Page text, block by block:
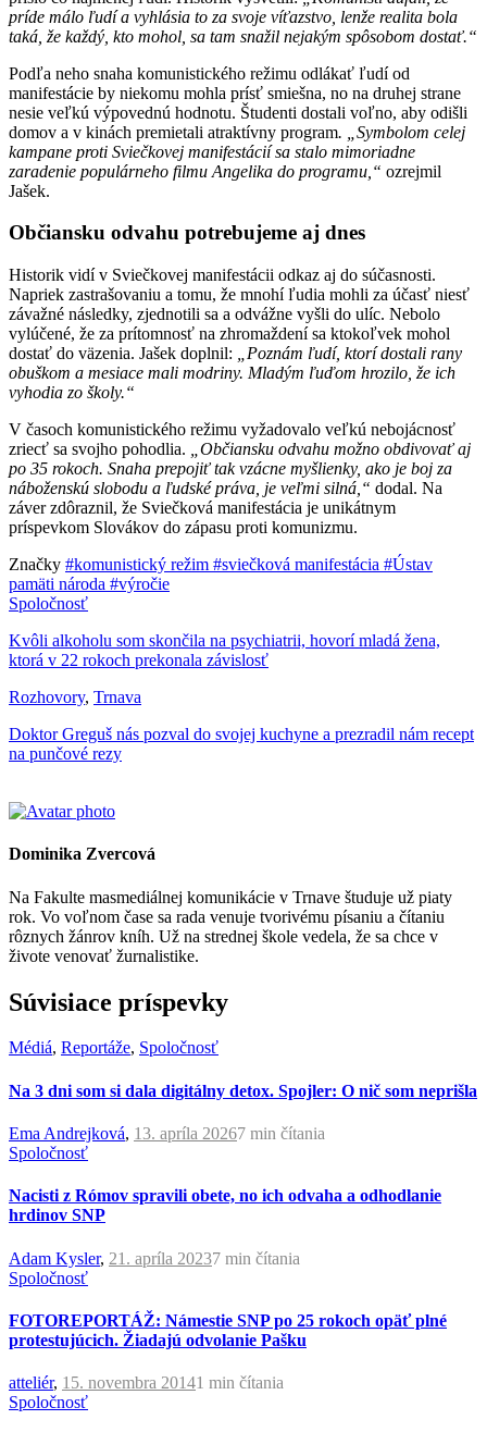
príde málo ľudí a vyhlásia to za svoje víťazstvo, lenže realita bola
taká, že každý, kto mohol, sa tam snažil nejakým spôsobom dostať.“
Podľa neho snaha komunistického režimu odlákať ľudí od
manifestácie by niekomu mohla prísť smiešna, no na druhej strane
nesie veľkú výpovednú hodnotu. Študenti dostali voľno, aby odišli
domov a v kinách premietali atraktívny program. „Symbolom celej
kampane proti Sviečkovej manifestácií sa stalo mimoriadne
zaradenie populárneho filmu Angelika do programu,“ ozrejmil
Jašek.
Občiansku odvahu potrebujeme aj dnes
Historik vidí v Sviečkovej manifestácii odkaz aj do súčasnosti.
Napriek zastrašovaniu a tomu, že mnohí ľudia mohli za účasť niesť
závažné následky, zjednotili sa a odvážne vyšli do ulíc. Nebolo
vylúčené, že za prítomnosť na zhromaždení sa ktokoľvek mohol
dostať do väzenia. Jašek doplnil:
„Poznám ľudí, ktorí dostali rany
obuškom a mesiace mali modriny. Mladým ľuďom hrozilo, že ich
vyhodia zo školy.“
V časoch komunistického režimu vyžadovalo veľkú nebojácnosť
zriecť sa svojho pohodlia.
„Občiansku odvahu možno obdivovať aj
po 35 rokoch. Snaha prepojiť tak vzácne myšlienky, ako je boj za
náboženskú slobodu a ľudské práva, je veľmi silná,“ dodal. Na
záver zdôraznil, že Sviečková manifestácia je unikátnym
príspevkom Slovákov do zápasu proti komunizmu.
Značky #komunistický režim #sviečková manifestácia #Ústav
pamäti národa #výročie
Spoločnosť
Kvôli alkoholu som skončila na psychiatrii, hovorí mladá žena,
ktorá v 22 rokoch prekonala závislosť
Rozhovory, Trnava
Doktor Greguš nás pozval do svojej kuchyne a prezradil nám recept
na punčové rezy
Dominika Zvercová
Na Fakulte masmediálnej komunikácie v Trnave študuje už piaty
rok. Vo voľnom čase sa rada venuje tvorivému písaniu a čítaniu
rôznych žánrov kníh. Už na strednej škole vedela, že sa chce v
živote venovať žurnalistike.
Súvisiace príspevky
Médiá, Reportáže, Spoločnosť
Na 3 dni som si dala digitálny detox. Spojler: O nič som neprišla
Ema Andrejková, 13. apríla 20267 min čítania
Spoločnosť
Nacisti z Rómov spravili obete, no ich odvaha a odhodlanie
hrdinov SNP
Adam Kysler, 21. apríla 20237 min čítania
Spoločnosť
FOTOREPORTÁŽ: Námestie SNP po 25 rokoch opäť plné
protestujúcich. Žiadajú odvolanie Pašku
atteliér, 15. novembra 20141 min čítania
Spoločnosť